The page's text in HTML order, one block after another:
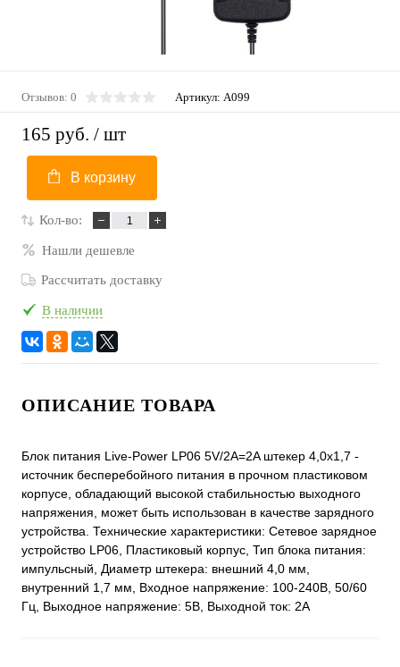
Отзывов: 0 Артикул: A099
165 руб. / шт
В корзину
Кол-во:
Нашли дешевле
Рассчитать доставку
В наличии
ОПИСАНИЕ ТОВАРА
Блок питания Live-Power LP06 5V/2A=2A штекер 4,0х1,7 -
источник бесперебойного питания в прочном пластиковом
корпусе, обладающий высокой стабильностью выходного
напряжения, может быть использован в качестве зарядного
устройства. Технические характеристики: Сетевое зарядное
устройство LP06, Пластиковый корпус, Тип блока питания:
импульсный, Диаметр штекера: внешний 4,0 мм,
внутренний 1,7 мм, Входное напряжение: 100-240В, 50/60
Гц, Выходное напряжение: 5В, Выходной ток: 2A